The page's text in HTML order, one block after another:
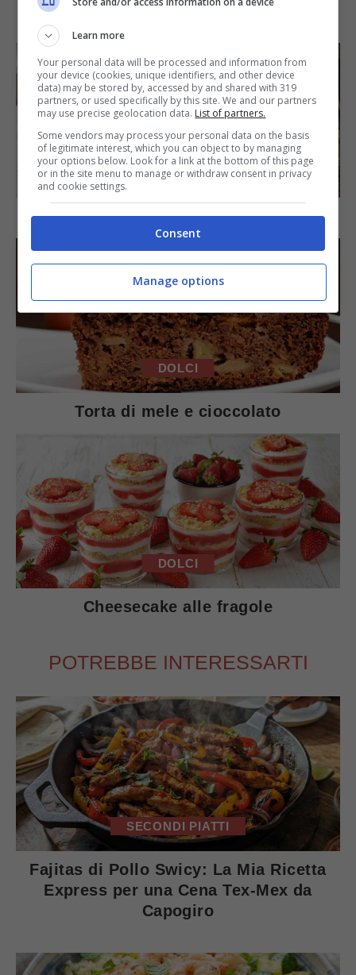
IN PRIMO PIANO
SECONDI PIATTI
Arista di maiale al latte
DOLCI
Torta di mele e cioccolato
DOLCI
Cheesecake alle fragole
POTREBBE INTERESSARTI
SECONDI PIATTI
Fajitas di Pollo Swicy: La Mia Ricetta
Express per una Cena Tex-Mex da
Capogiro
Learn more
Your personal data will be processed and information from
your device (cookies, unique identifiers, and other device
data) may be stored by, accessed by and shared with 319
partners, or used specifically by this site. We and our partners
may use precise geolocation data. List of partners.
Some vendors may process your personal data on the basis
of legitimate interest, which you can object to by managing
your options below. Look for a link at the bottom of this page
or in the site menu to manage or withdraw consent in privacy
and cookie settings.
Consent
Manage options